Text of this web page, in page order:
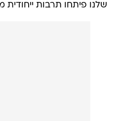
שלנו פיתחו תרבות